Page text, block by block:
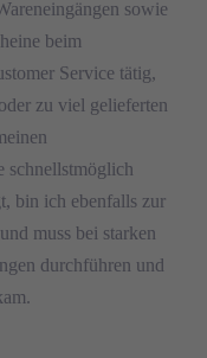
sowie
beim
Service tätig,
zu viel gelieferten
schnellstmöglich
bin ich ebenfalls zur
muss bei starken
durchführen und